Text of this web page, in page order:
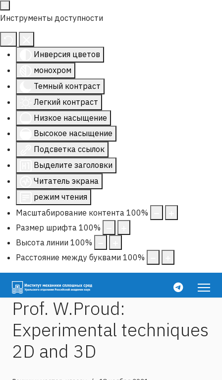
Инструменты доступности
Инверсия цветов
монохром
Темный контраст
Легкий контраст
Низкое насыщение
Высокое насыщение
Подсветка ссылок
Выделите заголовки
Читатель экрана
режим чтения
Масштабирование контента 100%
Размер шрифта 100%
Высота линии 100%
Расстояние между буквами 100%
Prof. W.Proud:
Experimental techniques
2D and 3D